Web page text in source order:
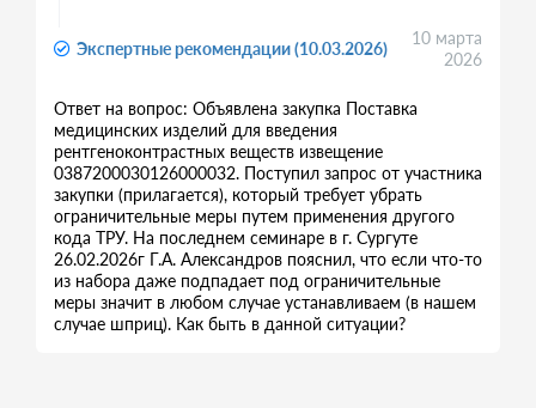
Экспертные рекомендации (10.03.2026)
10 марта
2026
Ответ на вопрос: Объявлена закупка Поставка
медицинских изделий для введения
рентгеноконтрастных веществ извещение
0387200030126000032. Поступил запрос от участника
закупки (прилагается), который требует убрать
ограничительные меры путем применения другого
кода ТРУ. На последнем семинаре в г. Сургуте
26.02.2026г Г.А. Александров пояснил, что если что-то
из набора даже подпадает под ограничительные
меры значит в любом случае устанавливаем (в нашем
случае шприц). Как быть в данной ситуации?